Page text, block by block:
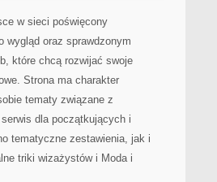
MAKIJAŻ
w sieci poświęcony
wygląd oraz sprawdzonym
które chcą rozwijać swoje
Strona ma charakter
tematy związane z
dla początkujących i
tematyczne zestawienia, jak i
triki wizażystów i Moda i